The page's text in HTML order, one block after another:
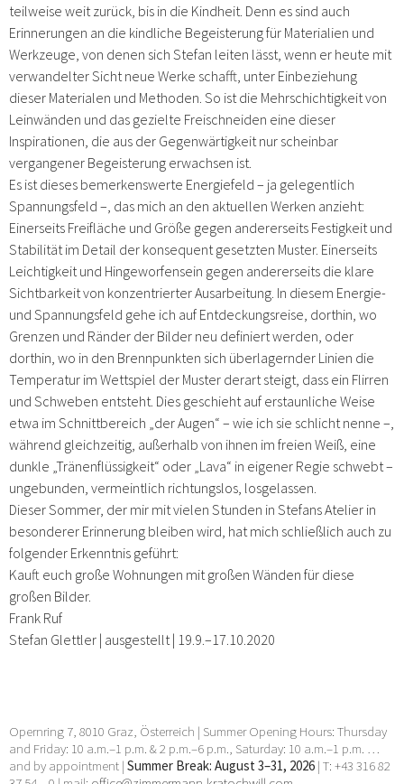
teilweise weit zurück, bis in die Kindheit. Denn es sind auch
Erinnerungen an die kindliche Begeisterung für Materialien und
Werkzeuge, von denen sich Stefan leiten lässt, wenn er heute mit
verwandelter Sicht neue Werke schafft, unter Einbeziehung
dieser Materialen und Methoden. So ist die Mehrschichtigkeit von
Leinwänden und das gezielte Freischneiden eine dieser
Inspirationen, die aus der Gegenwärtigkeit nur scheinbar
vergangener Begeisterung erwachsen ist.
Es ist dieses bemerkenswerte Energiefeld – ja gelegentlich
Spannungsfeld –, das mich an den aktuellen Werken anzieht:
Einerseits Freifläche und Größe gegen andererseits Festigkeit und
Stabilität im Detail der konsequent gesetzten Muster. Einerseits
Leichtigkeit und Hingeworfensein gegen andererseits die klare
Sichtbarkeit von konzentrierter Ausarbeitung. In diesem Energie-
und Spannungsfeld gehe ich auf Entdeckungsreise, dorthin, wo
Grenzen und Ränder der Bilder neu definiert werden, oder
dorthin, wo in den Brennpunkten sich überlagernder Linien die
Temperatur im Wettspiel der Muster derart steigt, dass ein Flirren
und Schweben entsteht. Dies geschieht auf erstaunliche Weise
etwa im Schnittbereich „der Augen“ – wie ich sie schlicht nenne –,
während gleichzeitig, außerhalb von ihnen im freien Weiß, eine
dunkle „Tränenflüssigkeit“ oder „Lava“ in eigener Regie schwebt –
ungebunden, vermeintlich richtungslos, losgelassen.
Dieser Sommer, der mir mit vielen Stunden in Stefans Atelier in
besonderer Erinnerung bleiben wird, hat mich schließlich auch zu
folgender Erkenntnis geführt:
Kauft euch große Wohnungen mit großen Wänden für diese
großen Bilder.
Frank Ruf
Stefan Glettler | ausgestellt | 19.9.–17.10.2020
Opernring 7, 8010 Graz, Österreich | Summer Opening Hours: Thursday
and Friday: 10 a.m.–1 p.m. & 2 p.m.–6 p.m., Saturday: 10 a.m.–1 p.m. …
and by appointment | Summer Break: August 3–31, 2026 | T: +43 316 82